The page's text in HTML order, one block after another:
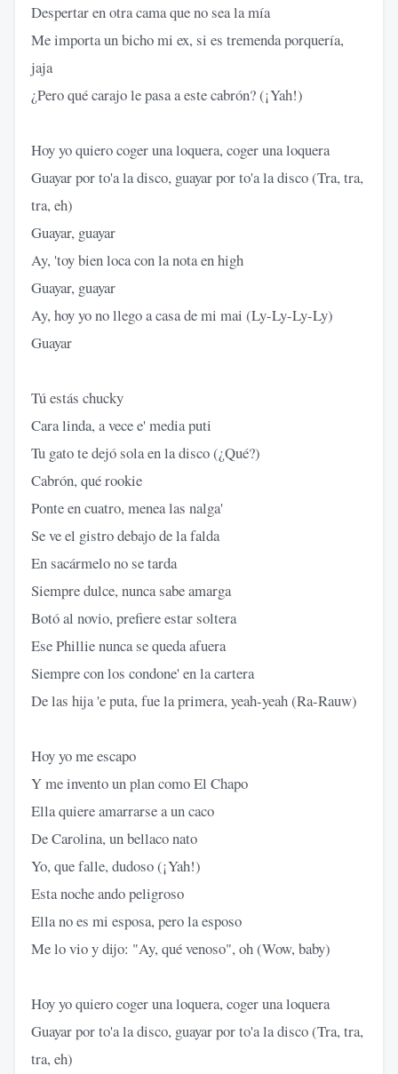
Despertar en otra cama que no sea la mía
Me importa un bicho mi ex, si es tremenda porquería,
jaja
¿Pero qué carajo le pasa a este cabrón? (¡Yah!)
Hoy yo quiero coger una loquera, coger una loquera
Guayar por to'a la disco, guayar por to'a la disco (Tra, tra,
tra, eh)
Guayar, guayar
Ay, 'toy bien loca con la nota en high
Guayar, guayar
Ay, hoy yo no llego a casa de mi mai (Ly-Ly-Ly-Ly)
Guayar
Tú estás chucky
Cara linda, a vece e' media puti
Tu gato te dejó sola en la disco (¿Qué?)
Cabrón, qué rookie
Ponte en cuatro, menea las nalga'
Se ve el gistro debajo de la falda
En sacármelo no se tarda
Siempre dulce, nunca sabe amarga
Botó al novio, prefiere estar soltera
Ese Phillie nunca se queda afuera
Siempre con los condone' en la cartera
De las hija 'e puta, fue la primera, yeah-yeah (Ra-Rauw)
Hoy yo me escapo
Y me invento un plan como El Chapo
Ella quiere amarrarse a un caco
De Carolina, un bellaco nato
Yo, que falle, dudoso (¡Yah!)
Esta noche ando peligroso
Ella no es mi esposa, pero la esposo
Me lo vio y dijo: "Ay, qué venoso", oh (Wow, baby)
Hoy yo quiero coger una loquera, coger una loquera
Guayar por to'a la disco, guayar por to'a la disco (Tra, tra,
tra, eh)